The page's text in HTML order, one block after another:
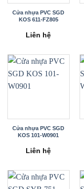
Cửa nhựa PVC SGD
KOS 611-FZ805
Liên hệ
Cửa nhựa PVC SGD
KOS 101-W0901
Liên hệ